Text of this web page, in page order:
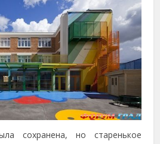
сохранена, но старенькое